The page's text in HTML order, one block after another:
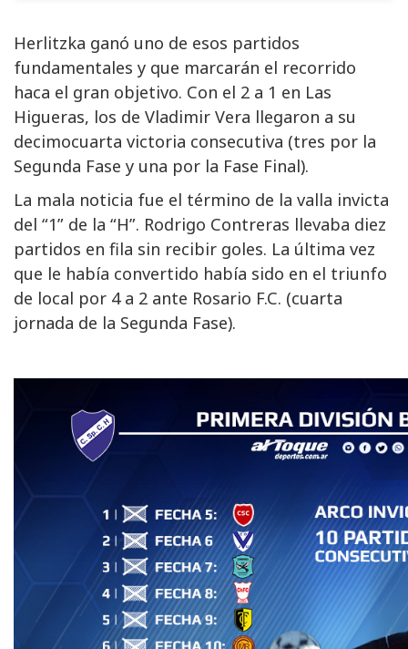
Herlitzka ganó uno de esos partidos
fundamentales y que marcarán el recorrido
haca el gran objetivo. Con el 2 a 1 en Las
Higueras, los de Vladimir Vera llegaron a su
decimocuarta victoria consecutiva (tres por la
Segunda Fase y una por la Fase Final).
La mala noticia fue el término de la valla invicta
del “1” de la “H”. Rodrigo Contreras llevaba diez
partidos en fila sin recibir goles. La última vez
que le había convertido había sido en el triunfo
de local por 4 a 2 ante Rosario F.C. (cuarta
jornada de la Segunda Fase).